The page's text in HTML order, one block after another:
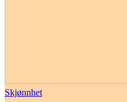
Skjønnhet